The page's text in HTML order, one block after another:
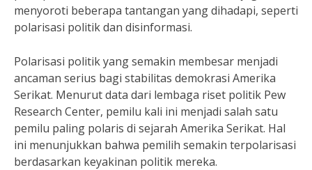
menyoroti beberapa tantangan yang dihadapi, seperti
polarisasi politik dan disinformasi.
Polarisasi politik yang semakin membesar menjadi
ancaman serius bagi stabilitas demokrasi Amerika
Serikat. Menurut data dari lembaga riset politik Pew
Research Center, pemilu kali ini menjadi salah satu
pemilu paling polaris di sejarah Amerika Serikat. Hal
ini menunjukkan bahwa pemilih semakin terpolarisasi
berdasarkan keyakinan politik mereka.